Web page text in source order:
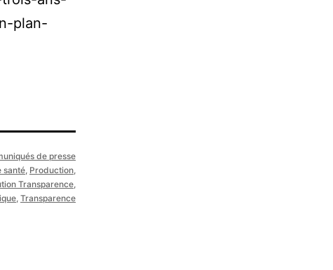
plan-
de presse
santé Production
Transparence
Transparence